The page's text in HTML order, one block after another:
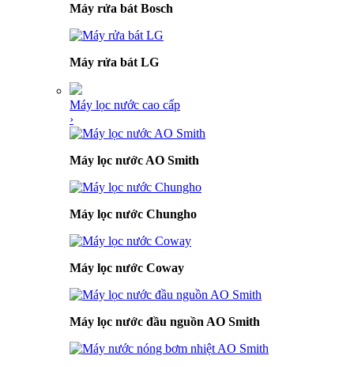
Máy rửa bát Bosch
Máy rửa bát LG
Máy lọc nước cao cấp
›
Máy lọc nước AO Smith
Máy lọc nước Chungho
Máy lọc nước Coway
Máy lọc nước đầu nguồn AO Smith